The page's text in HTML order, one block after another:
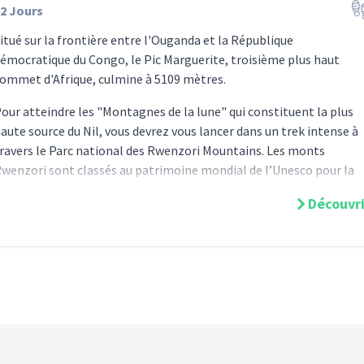
Jours
sur la frontière entre l'Ouganda et la République
du Congo, le Pic Marguerite, troisième plus haut
d'Afrique, culmine à 5109 mètres.
atteindre les "Montagnes de la lune" qui constituent la plus
source du Nil, vous devrez vous lancer dans un trek intense à
le Parc national des Rwenzori Mountains. Les monts
sont classés au patrimoine mondial de l’Unesco pour la
tropicale, forêts de bambou, marais, rivières et des lacs